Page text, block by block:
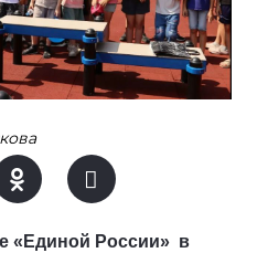
«Единой России» в